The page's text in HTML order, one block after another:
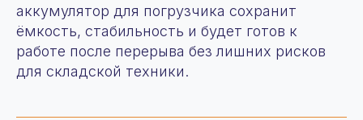
аккумулятор для погрузчика сохранит
ёмкость, стабильность и будет готов к
работе после перерыва без лишних рисков
для складской техники.